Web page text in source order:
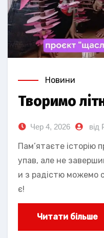
Новини
Творимо
Чер 4, 2026 від
Пам’ятаєте історію
упав, але не
и з радістю можемо
є!
Читати більше